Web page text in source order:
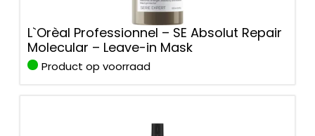
L`Orèal Professionnel – SE Absolut Repair
Molecular – Leave-in Mask
Product op voorraad